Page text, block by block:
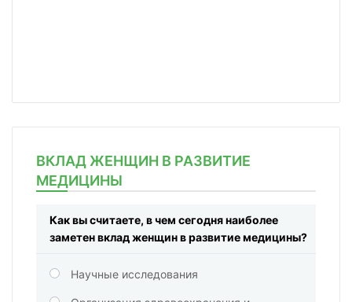
ВКЛАД ЖЕНЩИН В РАЗВИТИЕ
МЕДИЦИНЫ
Как вы считаете, в чем сегодня наиболее
заметен вклад женщин в развитие медицины?
Научные исследования